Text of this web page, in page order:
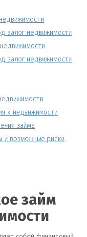
залог недвижимости
залог недвижимости
к недвижимости
займа
и возможные риски
займ